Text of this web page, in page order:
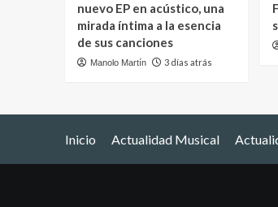
nuevo EP en acústico, una
mirada íntima a la esencia
de sus canciones
Manolo Martín 3 días atrás
Inicio Actualidad Musical